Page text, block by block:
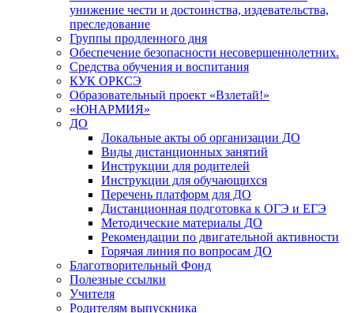
унижение чести и достоинства, издевательства,
преследование
Группы продленного дня
Обеспечение безопасности несовершеннолетних.
Средства обучения и воспитания
КУК ОРКСЭ
Образовательный проект «Взлетай!»
«ЮНАРМИЯ»
ДО
Локальные акты об организации ДО
Виды дистанционных занятий
Инструкции для родителей
Инструкции для обучающихся
Перечень платформ для ДО
Дистанционная подготовка к ОГЭ и ЕГЭ
Методические материалы ДО
Рекомендации по двигательной активности
Горячая линия по вопросам ДО
Благотворительный Фонд
Полезные ссылки
Учителя
Родителям выпускника